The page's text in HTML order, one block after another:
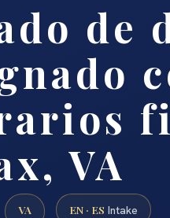
de
VA
VA EN · ES Intake